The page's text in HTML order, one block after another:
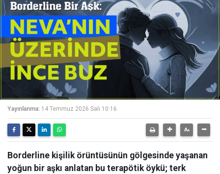
Yayınlanma: 14 Temmuz 2026 Salı 10:16
Borderline kişilik örüntüsünün gölgesinde yaşanan
yoğun bir aşkı anlatan bu terapötik öykü; terk